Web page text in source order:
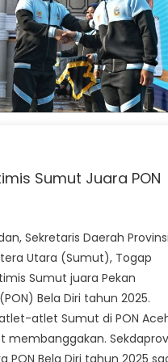
Sumut Juara PON
Sekretaris Daerah Provinsi
Utara (Sumut), Togap
Sumut juara Pekan
Bela Diri tahun 2025.
atlet Sumut di PON
membanggakan. Sekdaprov